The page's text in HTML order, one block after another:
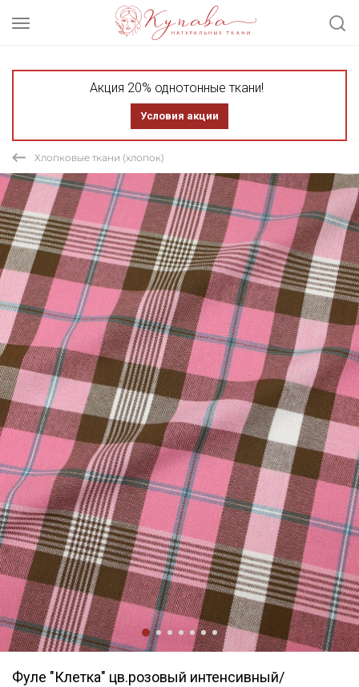
Акция 20% однотонные ткани!
Условия акции
Хлопковые ткани (хлопок)
Фуле "Клетка" цв.розовый интенсивный/